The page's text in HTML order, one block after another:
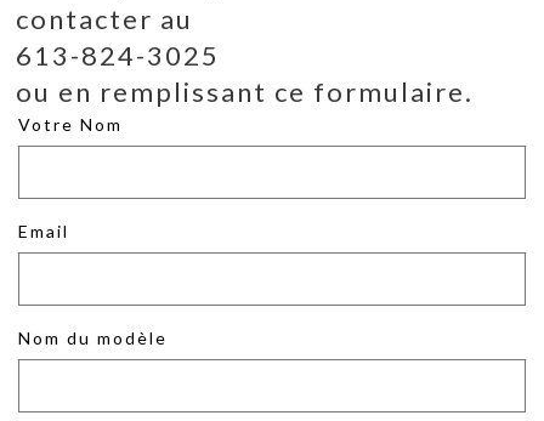
contacter au
613-824-3025
ou en remplissant ce formulaire.
Votre Nom
Email
Nom du modèle